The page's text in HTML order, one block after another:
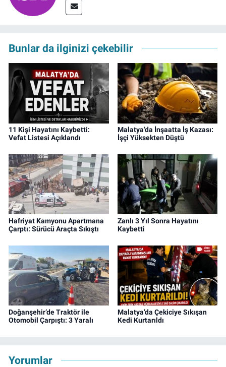
Bunlar da ilginizi çekebilir
11 Kişi Hayatını Kaybetti:
Vefat Listesi Açıklandı
Malatya’da İnşaatta İş Kazası:
İşçi Yüksekten Düştü
Hafriyat Kamyonu Apartmana
Çarptı: Sürücü Araçta Sıkıştı
Zanlı 3 Yıl Sonra Hayatını
Kaybetti
Doğanşehir’de Traktör ile
Otomobil Çarpıştı: 3 Yaralı
Malatya’da Çekiciye Sıkışan
Kedi Kurtarıldı
Yorumlar